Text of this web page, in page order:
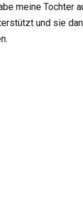
meine Tochter
und sie